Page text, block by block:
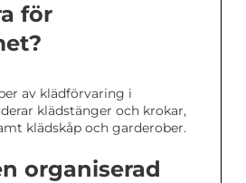
för
av klädförvaring i
klädstänger och krokar,
klädskåp och garderober.
organiserad